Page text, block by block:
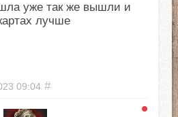
уже так же вышли и
лучше
09:04 #